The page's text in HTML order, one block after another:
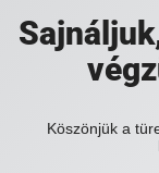
Köszönjük a